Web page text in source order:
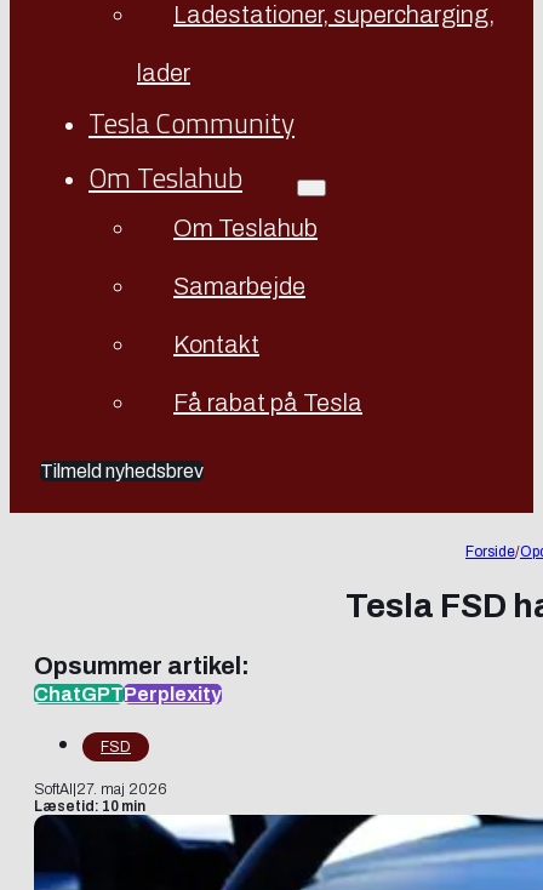
Ladestationer, supercharging,
lader
Tesla Community
Om Teslahub
Om Teslahub
Samarbejde
Kontakt
Få rabat på Tesla
Tilmeld nyhedsbrev
Forside/
Tesla FSD
Opsummer artikel:
ChatGPTPerplexity
FSD
SoftAI 27. maj 2026
Læsetid: 10 min